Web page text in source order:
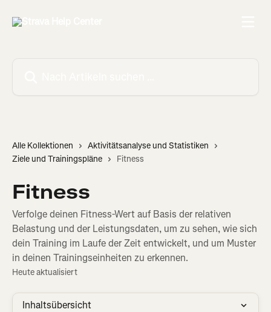
Alle Kollektionen
Aktivitätsanalyse und Statistiken
Ziele und Trainingspläne
Fitness
Fitness
Verfolge deinen Fitness-Wert auf Basis der relativen
Belastung und der Leistungsdaten, um zu sehen, wie sich
dein Training im Laufe der Zeit entwickelt, und um Muster
in deinen Trainingseinheiten zu erkennen.
Heute aktualisiert
Inhaltsübersicht